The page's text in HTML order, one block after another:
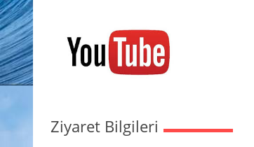
Ziyaret Bilgileri